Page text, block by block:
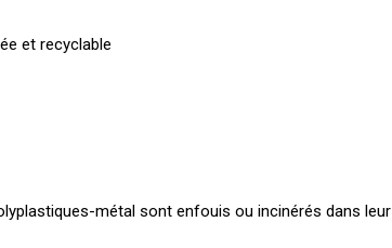
et recyclable
métal sont enfouis ou incinérés dans leur